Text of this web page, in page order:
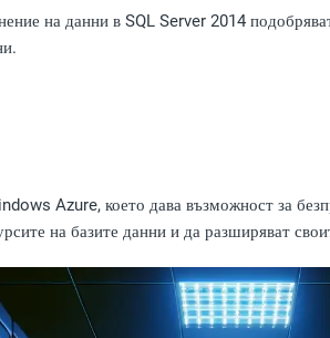
на данни в SQL Server 2014
Azure, което дава възможност за
на базите данни и да разширяват